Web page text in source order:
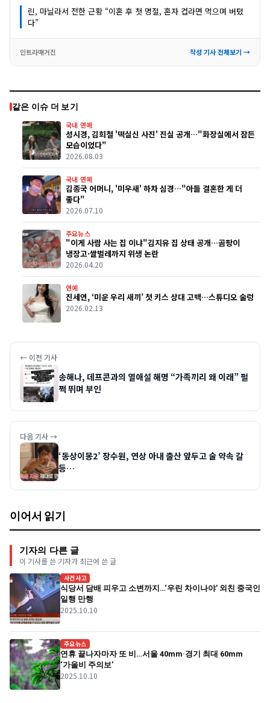
린, 마닐라서 전한 근황 “이혼 후 첫 명절, 혼자 컵라면 먹으며 버텼
다”
인트라매거진 작성 기사 전체보기 →
같은 이슈 더 보기
국내 연예
성시경, 김희철 '떡실신 사진' 진실 공개…"화장실에서 잠든
모습이었다"
2026.08.03
국내 연예
김종국 어머니, '미우새' 하차 심경…"아들 결혼한 게 더
좋다"
2026.07.10
주요뉴스
"이게 사람 사는 집 이냐"김지유 집 상태 공개…곰팡이
냉장고·쌀벌레까지 위생 논란
2026.04.20
연예
진세연, ‘미운 우리 새끼’ 첫 키스 상대 고백…스튜디오 술렁
2026.02.13
← 이전 기사
송해나, 데프콘과의 열애설 해명 “가족끼리 왜 이래” 펄
쩍 뛰며 부인
다음 기사 →
‘동상이몽2’ 장수원, 연상 아내 출산 앞두고 술 약속 갈
등…
이어서 읽기
기자의 다른 글
이 기사를 쓴 기자가 최근에 쓴 글
사건사고
식당서 담배 피우고 소변까지…‘우린 차이나야’ 외친 중국인
일행 만행
2025.10.10
주요뉴스
연휴 끝나자마자 또 비…서울 40mm·경기 최대 60mm
‘가을비 주의보’
2025.10.10